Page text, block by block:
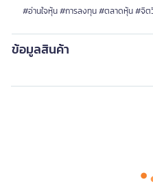
#อ่านใจหุ้น #การลงทุน #ตลาดหุ้น #จิ
ข้อมูลสินค้า